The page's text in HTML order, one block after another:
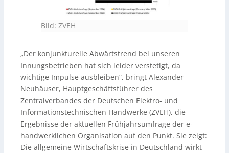
Bild: ZVEH
„Der konjunkturelle Abwärtstrend bei unseren
Innungsbetrieben hat sich leider verstetigt, da
wichtige Impulse ausbleiben“, bringt Alexander
Neuhäuser, Hauptgeschäftsführer des
Zentralverbandes der Deutschen Elektro- und
Informationstechnischen Handwerke (ZVEH), die
Ergebnisse der aktuellen Frühjahrsumfrage der e-
handwerklichen Organisation auf den Punkt. Sie zeigt:
Die allgemeine Wirtschaftskrise in Deutschland wirkt